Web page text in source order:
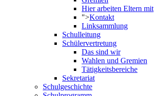
Hier arbeiten Eltern mit
">Kontakt
Linksammlung
Schulleitung
Schülervertretung
Das sind wir
Wahlen und Gremien
Tätigkeitsbereiche
Sekretariat
Schulgeschichte